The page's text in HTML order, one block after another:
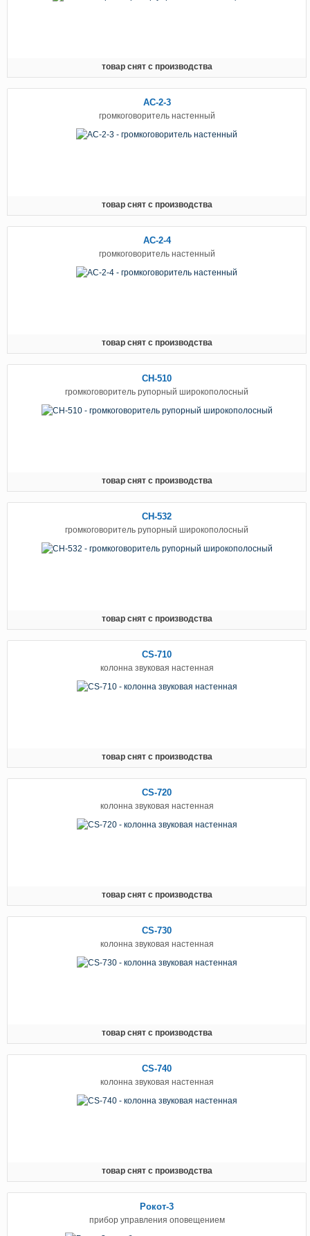
товар снят с производства
АС-2-3
громкоговоритель настенный
товар снят с производства
АС-2-4
громкоговоритель настенный
товар снят с производства
CH-510
громкоговоритель рупорный широкополосный
товар снят с производства
CH-532
громкоговоритель рупорный широкополосный
товар снят с производства
CS-710
колонна звуковая настенная
товар снят с производства
CS-720
колонна звуковая настенная
товар снят с производства
CS-730
колонна звуковая настенная
товар снят с производства
CS-740
колонна звуковая настенная
товар снят с производства
Рокот-3
прибор управления оповещением